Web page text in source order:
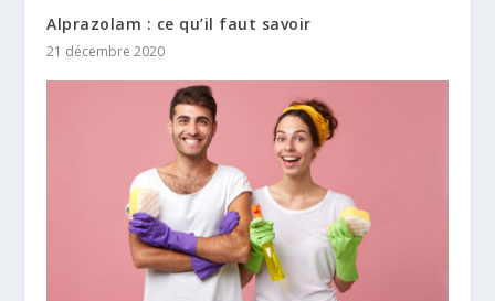
Alprazolam : ce qu’il faut savoir
21 décembre 2020